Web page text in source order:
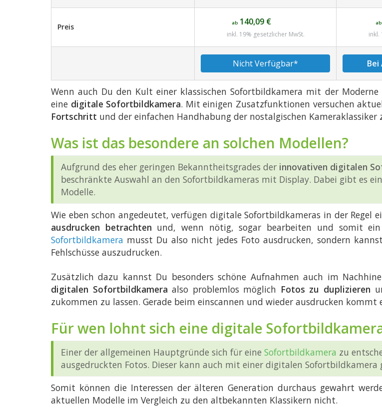
Preis ab140,09 €
inkl. 19% gesetzlicher MwSt.
ab
inkl.
Nicht Verfügbar* Bei
Wenn auch Du den Kult einer klassischen Sofortbildkamera mit der
eine digitale Sofortbildkamera. Mit einigen Zusatzfunktionen versuchen
Fortschritt und der einfachen Handhabung der nostalgischen Kameraklassiker
Was ist das besondere an solchen Modellen?
Aufgrund des eher geringen Bekanntheitsgrades der innovativen digitalen
beschränkte Auswahl an den Sofortbildkameras mit Display. Dabei gibt es
Modelle.
Wie eben schon angedeutet, verfügen digitale Sofortbildkameras in der Regel
ausdrucken betrachten und, wenn nötig, sogar bearbeiten und somit
Sofortbildkamera musst Du also nicht jedes Foto ausdrucken, sondern
Fehlschüsse auszudrucken.
Zusätzlich dazu kannst Du besonders schöne Aufnahmen auch im
digitalen Sofortbildkamera also problemlos möglich Fotos zu duplizieren
zukommen zu lassen. Gerade beim einscannen und wieder ausdrucken
Für wen lohnt sich eine digitale
Einer der allgemeinen Hauptgründe sich für eine Sofortbildkamera zu
ausgedruckten Fotos. Dieser kann auch mit einer digitalen Sofortbildkamera
Somit können die Interessen der älteren Generation durchaus gewahrt
aktuellen Modelle im Vergleich zu den altbekannten Klassikern nicht.